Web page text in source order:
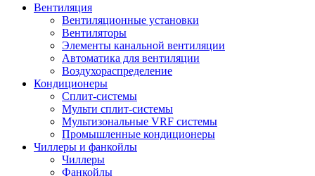
Вентиляция
Вентиляционные установки
Вентиляторы
Элементы канальной вентиляции
Автоматика для вентиляции
Воздухораспределение
Кондиционеры
Сплит-системы
Мульти сплит-системы
Мультизональные VRF системы
Промышленные кондиционеры
Чиллеры и фанкойлы
Чиллеры
Фанкойлы